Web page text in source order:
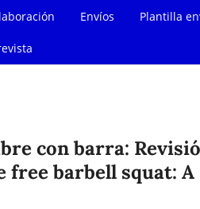
Envíos Plantilla
con barra:
free barbell squat: A